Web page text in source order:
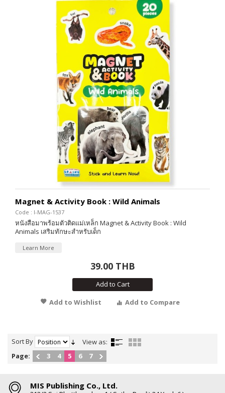
Magnet & Activity Book : Wild Animals
Code : I-MAG-1537
หนังสือมาพร้อมตัวติดแม่เหล็ก Magnet & Activity Book : Wild
Animals เสริมทักษะสำหรับเด็ก
Learn More
39.00 THB
Add to Cart
Add to Wishlist
Add to Compare
Sort By
View as:
Page:
3 4 5 6 7
MIS Publishing Co., Ltd.